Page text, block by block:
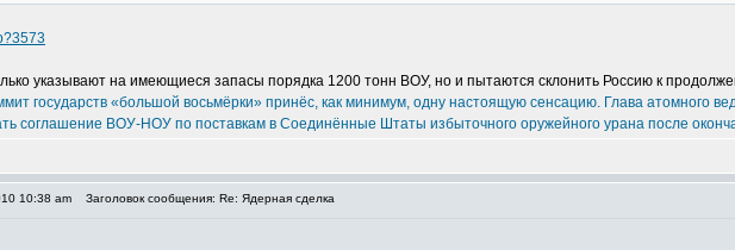
указывают на имеющиеся запасы порядка 1200 тонн ВОУ, но и пытаются склонить Россию к
государств «большой восьмёрки» принёс, как минимум, одну настоящую сенсацию. Глава атомного
соглашение ВОУ-НОУ по поставкам в Соединённые Штаты избыточного оружейного урана после
10:38 am Заголовок сообщения: Re: Ядерная сделка